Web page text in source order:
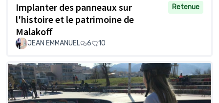
Implanter des panneaux sur
l'histoire et le patrimoine de
Malakoff
Retenue
JEAN EMMANUEL 6 10